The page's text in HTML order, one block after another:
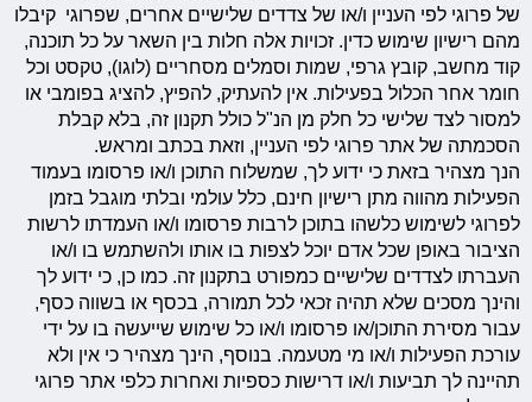
של פרוגי לפי העניין ו/או של צדדים שלישיים אחרים, שפרוגי קיבלו
מהם רישיון שימוש כדין. זכויות אלה חלות בין השאר על כל תוכנה,
קוד מחשב, קובץ גרפי, שמות וסמלים מסחריים (לוגו), טקסט וכל
חומר אחר הכלול בפעילות. אין להעתיק, להפיץ, להציג בפומבי או
למסור לצד שלישי כל חלק מן הנ"ל כולל תקנון זה, בלא קבלת
הסכמתה של אתר פרוגי לפי העניין, וזאת בכתב ומראש.
הנך מצהיר בזאת כי ידוע לך, שמשלוח התוכן ו/או פרסומו בעמוד
הפעילות מהווה מתן רישיון חינם, כלל עולמי ובלתי מוגבל בזמן
לפרוגי לשימוש כלשהו בתוכן לרבות פרסומו ו/או העמדתו לרשות
הציבור באופן שכל אדם יוכל לצפות בו אותו ולהשתמש בו ו/או
העברתו לצדדים שלישיים כמפורט בתקנון זה. כמו כן, כי ידוע לך
והינך מסכים שלא תהיה זכאי לכל תמורה, בכסף או בשווה כסף,
עבור מסירת התוכן/או פרסומו ו/או כל שימוש שייעשה בו על ידי
עורכת הפעילות ו/או מי מטעמה. בנוסף, הינך מצהיר כי אין ולא
תהיינה לך תביעות ו/או דרישות כספיות ואחרות כלפי אתר פרוגי